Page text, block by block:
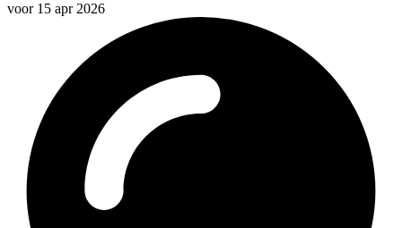
voor 15 apr 2026